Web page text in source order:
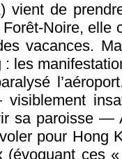
vient de
Noire, elle
vacances.
les
sa paroisse —
pour Hong
ces